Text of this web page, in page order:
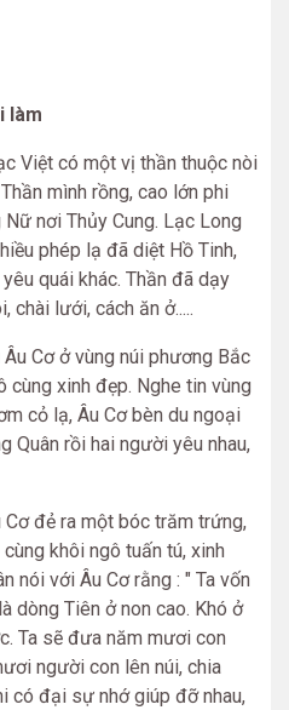
làm
có một vị thần thuộc nòi
mình rồng, cao lớn phi
nơi Thủy Cung. Lạc Long
phép lạ đã diệt Hồ Tinh,
quái khác. Thần đã dạy
chài lưới, cách ăn ở.....
Cơ ở vùng núi phương Bắc
cùng xinh đẹp. Nghe tin vùng
cỏ lạ, Âu Cơ bèn du ngoại
Quân rồi hai người yêu nhau,
đẻ ra một bóc trăm trứng,
khôi ngô tuấn tú, xinh
nói với Âu Cơ rằng : " Ta vốn
dòng Tiên ở non cao. Khó ở
Ta sẽ đưa năm mươi con
người con lên núi, chia
có đại sự nhớ giúp đỡ nhau,